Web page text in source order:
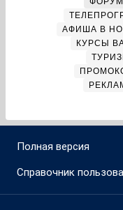
АФИША В
КУРСЫ
Полная версия
Справочник